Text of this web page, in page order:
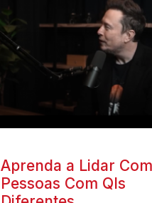
Aprenda a Lidar Com
Pessoas Com QIs